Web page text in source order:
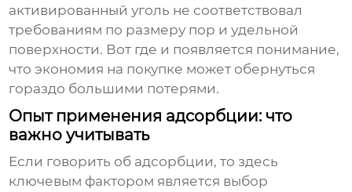
активированный уголь не соответствовал
требованиям по размеру пор и удельной
поверхности. Вот где и появляется понимание,
что экономия на покупке может обернуться
гораздо большими потерями.
Опыт применения адсорбции: что
важно учитывать
Если говорить об адсорбции, то здесь
ключевым фактором является выбор